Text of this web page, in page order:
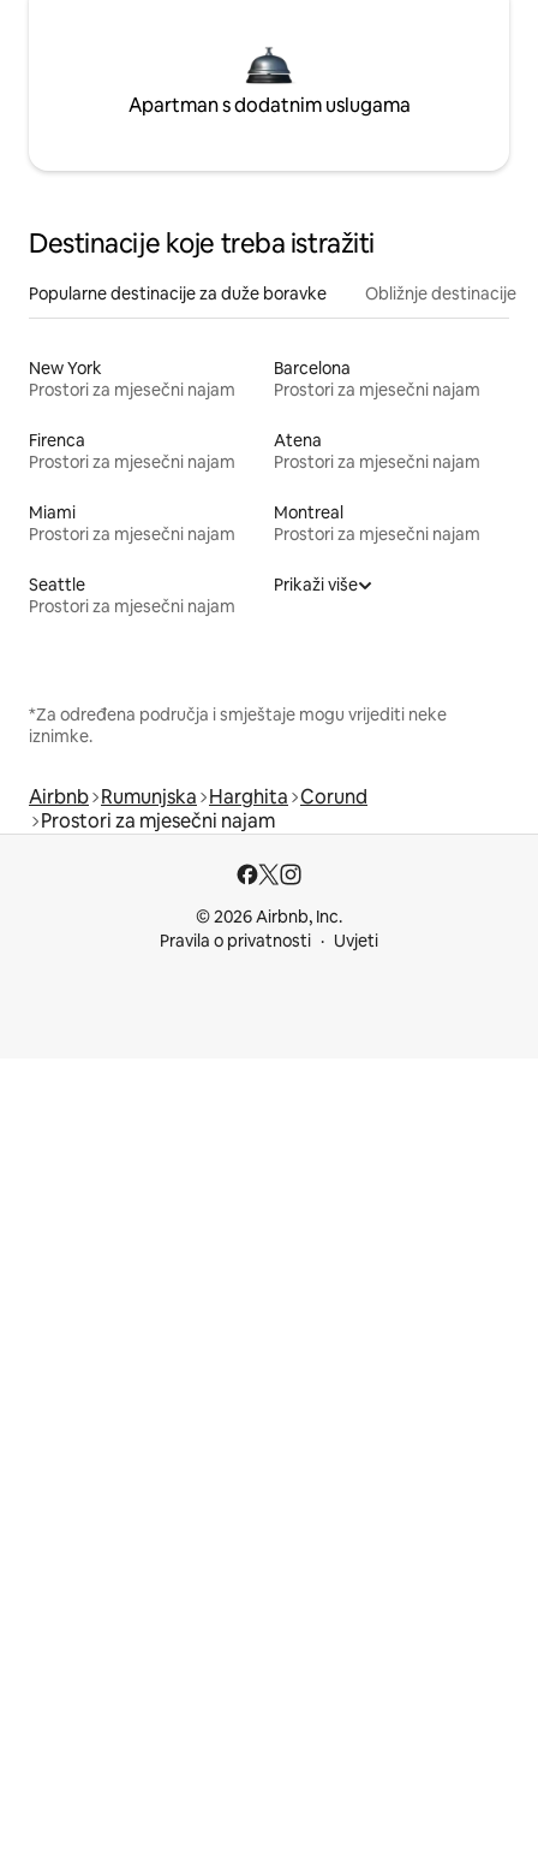
Apartman s dodatnim uslugama
Destinacije koje treba istražiti
Popularne destinacije za duže boravke Obližnje destinacije
New York
Prostori za mjesečni najam
Barcelona
Prostori za mjesečni najam
Firenca
Prostori za mjesečni najam
Atena
Prostori za mjesečni najam
Miami
Prostori za mjesečni najam
Montreal
Prostori za mjesečni najam
Seattle
Prostori za mjesečni najam
Prikaži više
*Za određena područja i smještaje mogu vrijediti neke
iznimke.
Airbnb Rumunjska Harghita Corund
Prostori za mjesečni najam
© 2026 Airbnb, Inc.
Pravila o privatnosti
Uvjeti